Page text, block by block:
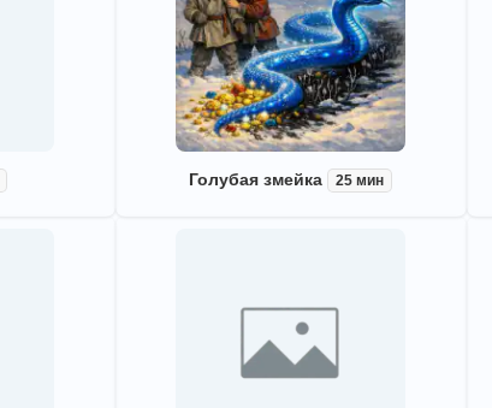
Голубая змейка 25 мин